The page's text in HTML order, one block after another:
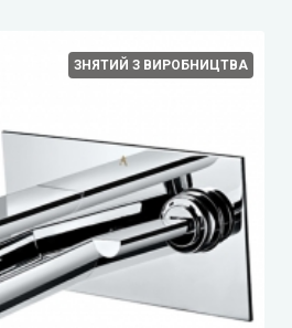
ЗНЯТИЙ З ВИРОБНИЦТВА